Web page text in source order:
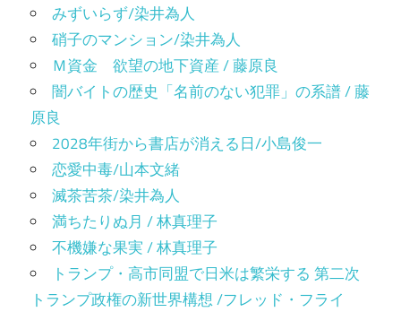
みずいらず/染井為人
硝子のマンション/染井為人
Ｍ資金 欲望の地下資産 / 藤原良
闇バイトの歴史「名前のない犯罪」の系譜 / 藤
原良
2028年街から書店が消える日/小島俊一
恋愛中毒/山本文緒
滅茶苦茶/染井為人
満ちたりぬ月 / 林真理子
不機嫌な果実 / 林真理子
トランプ・高市同盟で日米は繁栄する 第二次
トランプ政権の新世界構想 /フレッド・フライ